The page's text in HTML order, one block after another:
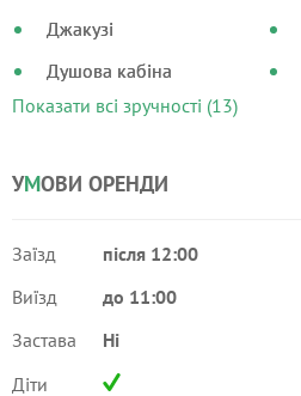
Джакузі
Душова кабіна
Показати всі зручності (13)
УМОВИ ОРЕНДИ
Заїзд
після 12:00
Виїзд
до 11:00
Застава
Ні
Діти